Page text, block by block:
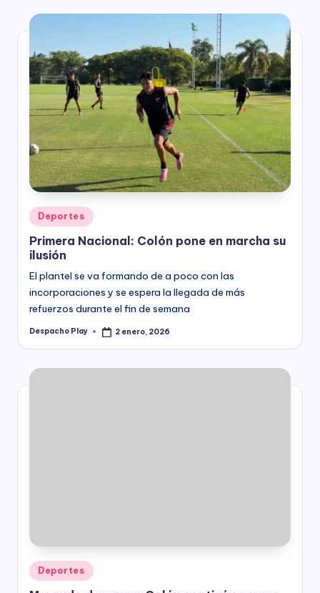
Posted
in
Deportes
Primera Nacional: Colón pone en marcha su
ilusión
El plantel se va formando de a poco con las
incorporaciones y se espera la llegada de más
refuerzos durante el fin de semana
Posted
Despacho Play 2 enero, 2026
Posted
in
Deportes